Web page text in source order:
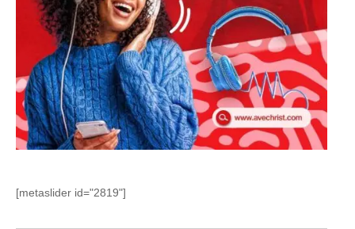
[metaslider id="2819"]